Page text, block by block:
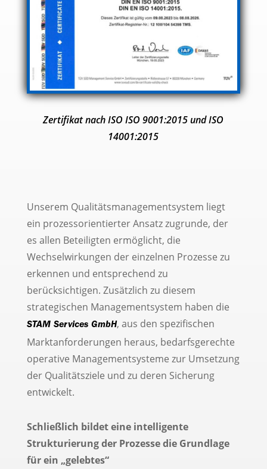
Zertifikat nach ISO ISO 9001:2015 und ISO
14001:2015
Unserem Qualitätsmanagementsystem liegt
ein prozessorientierter Ansatz zugrunde, der
es allen Beteiligten ermöglicht, die
Wechselwirkungen der einzelnen Prozesse zu
erkennen und entsprechend zu
berücksichtigen. Zusätzlich zu diesem
strategischen Managementsystem haben die
STAM Services GmbH, aus den spezifischen
Marktanforderungen heraus, bedarfsgerechte
operative Managementsysteme zur Umsetzung
der Qualitätsziele und zu deren Sicherung
entwickelt.
Schließlich bildet eine intelligente
Strukturierung der Prozesse die Grundlage
für ein „gelebtes“